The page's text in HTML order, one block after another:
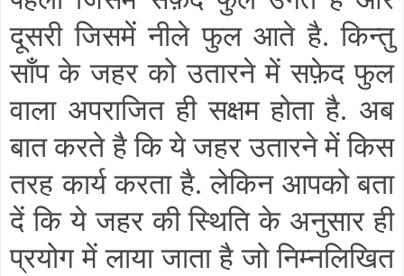
दूसरी जिसमें नीले फुल आते है. किन्तु
साँप के जहर को उतारने में सफ़ेद फुल
वाला अपराजित ही सक्षम होता है. अब
बात करते है कि ये जहर उतारने में किस
तरह कार्य करता है. लेकिन आपको बता
दें कि ये जहर की स्थिति के अनुसार ही
प्रयोग में लाया जाता है जो निम्नलिखित